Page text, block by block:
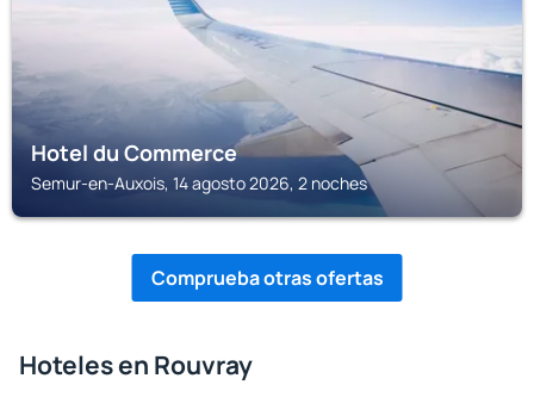
Hotel du Commerce
Semur-en-Auxois, 14 agosto 2026, 2 noches
Comprueba otras ofertas
Hoteles en Rouvray